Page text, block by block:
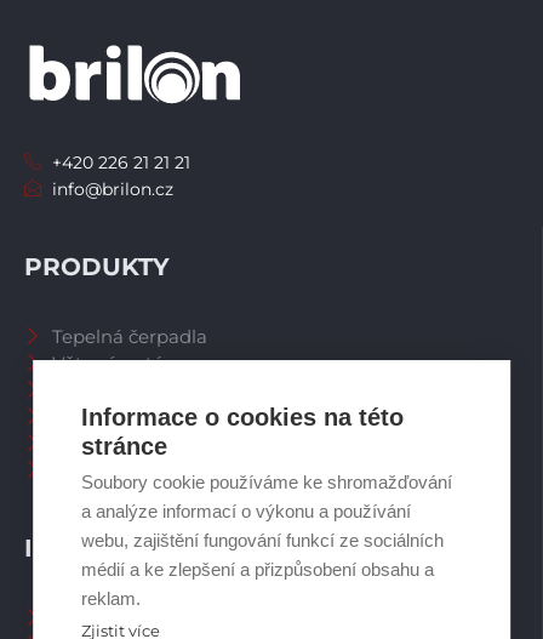
Informace o cookies na této
stránce
Soubory cookie používáme ke shromažďování
a analýze informací o výkonu a používání
webu, zajištění fungování funkcí ze sociálních
médií a ke zlepšení a přizpůsobení obsahu a
reklam.
Zjistit více
INFORMACE
PRODUKTY
Tepelná čerpadla
Větrací systémy
Spalinové systémy
Plynové kotle
Ostatní příslušenství
+420 226 21 21 21
info@brilon.cz